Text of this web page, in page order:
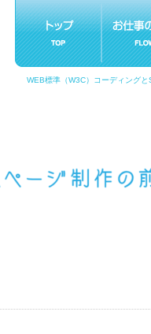
WEB標準（W3C）コーディング